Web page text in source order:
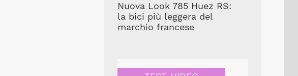
Nuova Look 785 Huez RS:
la bici più leggera del
marchio francese